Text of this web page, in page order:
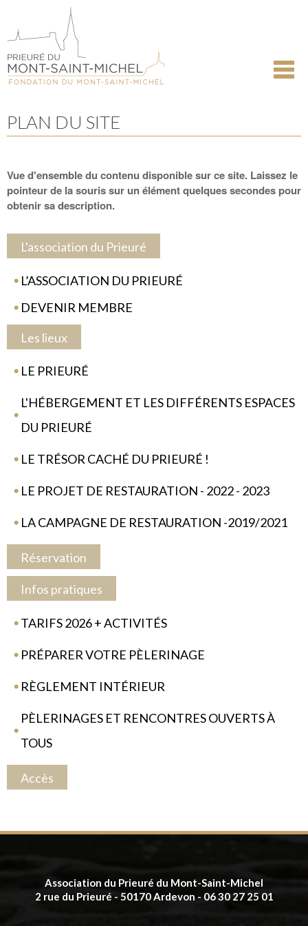
Aller
la
navigation
PLAN DU SITE
Vue d'ensemble du contenu disponible sur ce site. Laissez le
pointeur de la souris sur un élément quelques secondes pour
obtenir sa description.
L'association du Prieuré
L’ASSOCIATION DU PRIEURÉ
DEVENIR MEMBRE
Les lieux
LE PRIEURÉ
L'HÉBERGEMENT ET LES DIFFÉRENTS ESPACES
DU PRIEURÉ
LE TRÉSOR CACHÉ DU PRIEURÉ !
LE PROJET DE RESTAURATION - 2022 - 2023
LA CAMPAGNE DE RESTAURATION -2019/2021
Réservation
Infos pratiques
TARIFS 2026 + ACTIVITÉS
PRÉPARER VOTRE PÈLERINAGE
RÈGLEMENT INTÉRIEUR
PÈLERINAGES ET RENCONTRES OUVERTS À
TOUS
Accès
Association du Prieuré du Mont-Saint-Michel
2 rue du Prieuré - 50170 Ardevon - 06 30 27 25 01